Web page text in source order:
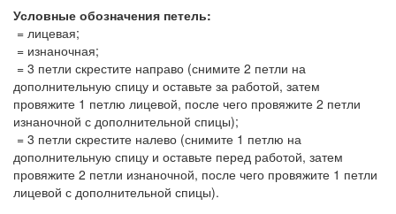
Условные обозначения петель:
= лицевая;
= изнаночная;
= 3 петли скрестите направо (снимите 2 петли на
дополнительную спицу и оставьте за работой, затем
провяжите 1 петлю лицевой, после чего провяжите 2 петли
изнаночной с дополнительной спицы);
= 3 петли скрестите налево (снимите 1 петлю на
дополнительную спицу и оставьте перед работой, затем
провяжите 2 петли изнаночной, после чего провяжите 1 петли
лицевой с дополнительной спицы).